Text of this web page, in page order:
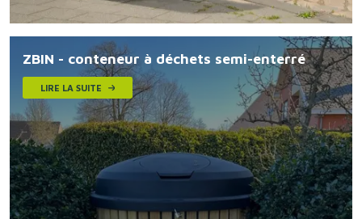
ZBIN - conteneur à déchets semi-enterré
LIRE LA SUITE